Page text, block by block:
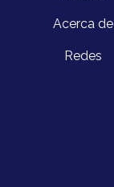
Acerca de
Redes